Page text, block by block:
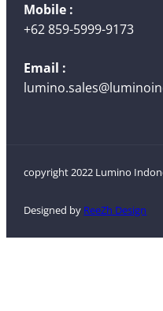
Mobile :
+62 859-5999-9173
Email :
copyright 2022 Lumino
Designed by ReeZh Design